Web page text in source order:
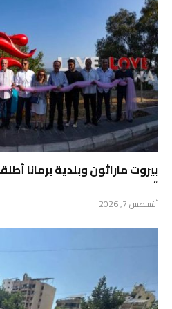
بيروت ماراثون وبلدية برمانا
“
أغسطس 7, 2026